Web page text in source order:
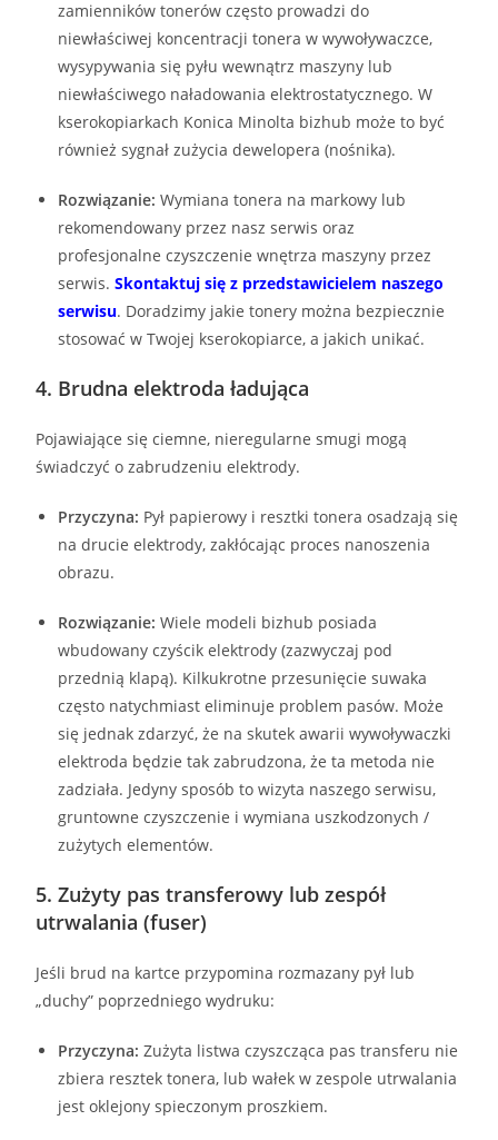
zamienników tonerów często prowadzi do
niewłaściwej koncentracji tonera w wywoływaczce,
wysypywania się pyłu wewnątrz maszyny lub
niewłaściwego naładowania elektrostatycznego. W
kserokopiarkach Konica Minolta bizhub może to być
również sygnał zużycia dewelopera (nośnika).
Rozwiązanie: Wymiana tonera na markowy lub
rekomendowany przez nasz serwis oraz
profesjonalne czyszczenie wnętrza maszyny przez
serwis.Skontaktuj się z przedstawicielem naszego
serwisu. Doradzimy jakie tonery można bezpiecznie
stosować w Twojej kserokopiarce, a jakich unikać.
4. Brudna elektroda ładująca
Pojawiające się ciemne, nieregularne smugi mogą
świadczyć o zabrudzeniu elektrody.
Przyczyna: Pył papierowy i resztki tonera osadzają się
na drucie elektrody, zakłócając proces nanoszenia
obrazu.
Rozwiązanie: Wiele modeli bizhub posiada
wbudowany czyścik elektrody (zazwyczaj pod
przednią klapą). Kilkukrotne przesunięcie suwaka
często natychmiast eliminuje problem pasów. Może
się jednak zdarzyć, że na skutek awarii wywoływaczki
elektroda będzie tak zabrudzona, że ta metoda nie
zadziała. Jedyny sposób to wizyta naszego serwisu,
gruntowne czyszczenie i wymiana uszkodzonych /
zużytych elementów.
5. Zużyty pas transferowy lub zespół
utrwalania (fuser)
Jeśli brud na kartce przypomina rozmazany pył lub
„duchy” poprzedniego wydruku:
Przyczyna: Zużyta listwa czyszcząca pas transferu nie
zbiera resztek tonera, lub wałek w zespole utrwalania
jest oklejony spieczonym proszkiem.